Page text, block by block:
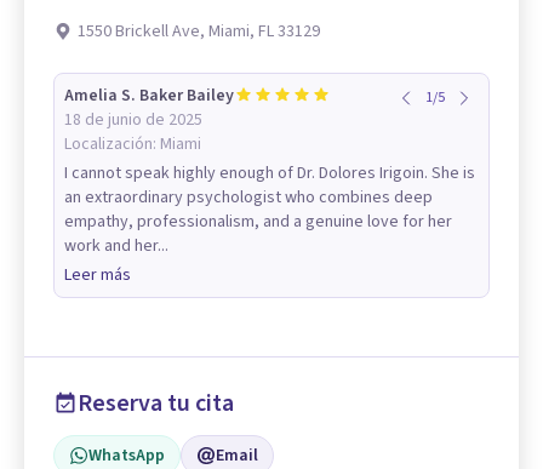
1550 Brickell Ave, Miami, FL 33129
Amelia S. Baker Bailey
18 de junio de 2025
Localización: Miami
1/5
I cannot speak highly enough of Dr. Dolores Irigoin. She is
an extraordinary psychologist who combines deep
empathy, professionalism, and a genuine love for her
work and her...
Leer más
Reserva tu cita
WhatsApp Email